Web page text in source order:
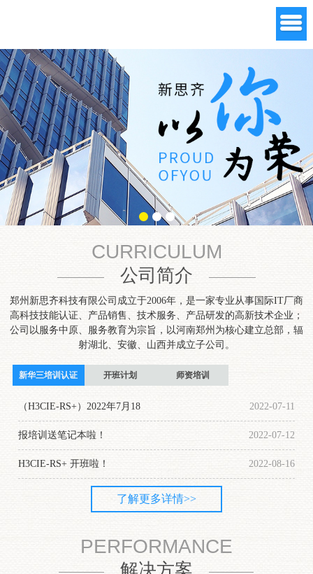
CURRICULUM
公司简介
郑州新思齐科技有限公司成立于2006年，是一家专业从事国际IT厂商
高科技技能认证、产品销售、技术服务、产品研发的高新技术企业；
公司以服务中原、服务教育为宗旨，以河南郑州为核心建立总部，辐
射湖北、安徽、山西并成立子公司。
新华三培训认证 开班计划 师资培训
（H3CIE-RS+）2022年7月18 2022-07-11
报培训送笔记本啦！ 2022-07-12
H3CIE-RS+ 开班啦！ 2022-08-16
了解更多详情>>
PERFORMANCE